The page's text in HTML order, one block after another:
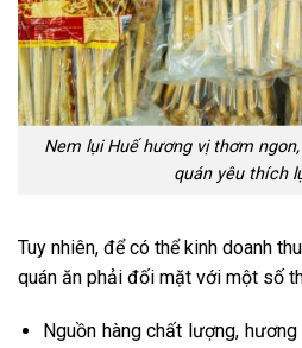
Nem lụi Huế hương vị thơm
quán yêu thích
Tuy nhiên, để có thể kinh doanh
quán ăn phải đối mặt với một số
Nguồn hàng chất lượng,